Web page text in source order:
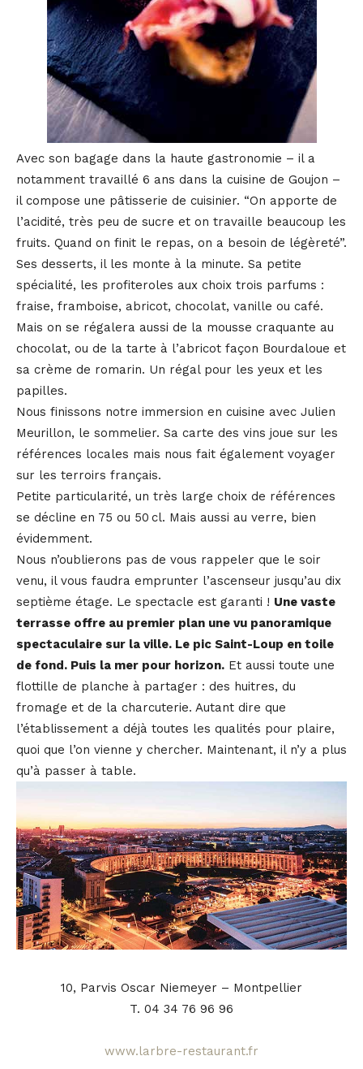
Avec son bagage dans la haute gastronomie – il a
notamment travaillé 6 ans dans la cuisine de Goujon –
il compose une pâtisserie de cuisinier. “On apporte de
l’acidité, très peu de sucre et on travaille beaucoup les
fruits. Quand on finit le repas, on a besoin de légèreté”.
Ses desserts, il les monte à la minute. Sa petite
spécialité, les profiteroles aux choix trois parfums :
fraise, framboise, abricot, chocolat, vanille ou café.
Mais on se régalera aussi de la mousse craquante au
chocolat, ou de la tarte à l’abricot façon Bourdaloue et
sa crème de romarin. Un régal pour les yeux et les
papilles.
Nous finissons notre immersion en cuisine avec Julien
Meurillon, le sommelier. Sa carte des vins joue sur les
références locales mais nous fait également voyager
sur les terroirs français.
Petite particularité, un très large choix de références
se décline en 75 ou 50 cl. Mais aussi au verre, bien
évidemment.
Nous n’oublierons pas de vous rappeler que le soir
venu, il vous faudra emprunter l’ascenseur jusqu’au dix
septième étage. Le spectacle est garanti ! Une vaste
terrasse offre au premier plan une vu panoramique
spectaculaire sur la ville. Le pic Saint-Loup en toile
de fond. Puis la mer pour horizon. Et aussi toute une
flottille de planche à partager : des huitres, du
fromage et de la charcuterie. Autant dire que
l’établissement a déjà toutes les qualités pour plaire,
quoi que l’on vienne y chercher. Maintenant, il n’y a plus
qu’à passer à table.
10, Parvis Oscar Niemeyer – Montpellier
T. 04 34 76 96 96
www.larbre-restaurant.fr